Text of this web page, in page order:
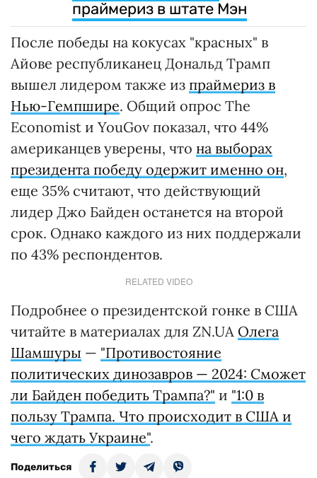
Именно Трамп призвал Хейли выйти из
гонки. Он также назвал ее самозванкой,
заявляющей о победе, несмотря на очень
плохие результаты.
ВАС ЗАИНТЕРЕСУЕТ
Трамп пытается отменить
запрет на участие в
праймериз в штате Мэн
После победы на кокусах "красных" в
Айове республиканец Дональд Трамп
вышел лидером также изпраймериз в
Нью-Гемпшире. Общий опрос The
Economist и YouGov показал, что 44%
американцев уверены, что